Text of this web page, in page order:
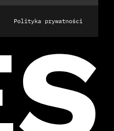
Polityka prywatności